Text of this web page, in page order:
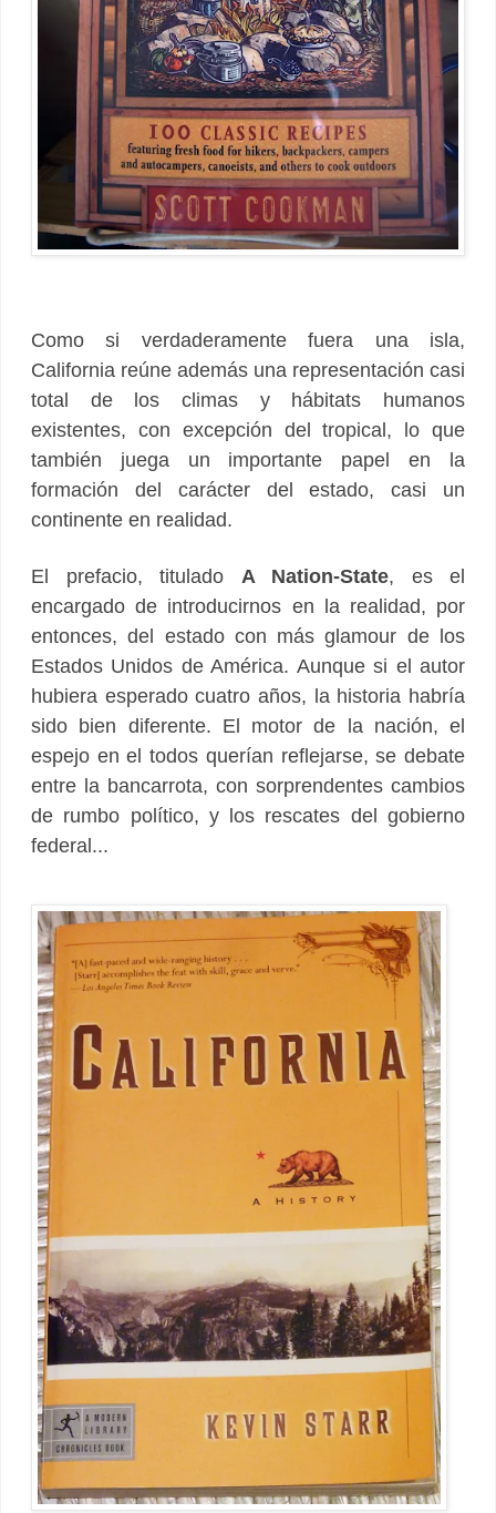
Como si verdaderamente fuera una isla,
California reúne además una representación casi
total de los climas y hábitats humanos
existentes, con excepción del tropical, lo que
también juega un importante papel en la
formación del carácter del estado, casi un
continente en realidad.
El prefacio, titulado A Nation-State, es el
encargado de introducirnos en la realidad, por
entonces, del estado con más glamour de los
Estados Unidos de América. Aunque si el autor
hubiera esperado cuatro años, la historia habría
sido bien diferente. El motor de la nación, el
espejo en el todos querían reflejarse, se debate
entre la bancarrota, con sorprendentes cambios
de rumbo político, y los rescates del gobierno
federal...